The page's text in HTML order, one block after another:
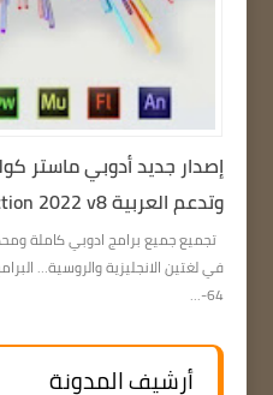
إصدار جديد أدوبي ماستر
وتدعم العربية Adobe Master Collection 2022 v8
تجميع جميع برامج ادوبي كاملة
64-...
أرشيف المدونة